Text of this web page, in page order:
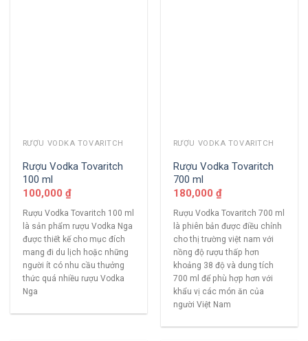
RƯỢU VODKA TOVARITCH
Rượu Vodka Tovaritch
100 ml
100,000 ₫
Rượu Vodka Tovaritch 100 ml
là sản phẩm rượu Vodka Nga
được thiết kế cho mục đích
mang đi du lịch hoặc những
người ít có nhu cầu thưởng
thức quá nhiều rượu Vodka
Nga
RƯỢU VODKA TOVARITCH
Rượu Vodka Tovaritch
700 ml
180,000 ₫
Rượu Vodka Tovaritch 700 ml
là phiên bản được điều chỉnh
cho thị trường việt nam với
nồng độ rượu thấp hơn
khoảng 38 độ và dung tích
700 ml để phù hợp hơn với
khẩu vị các món ăn của
người Việt Nam